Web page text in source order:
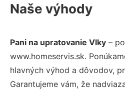
Naše výhody
Pani na upratovanie Vlky –
www.homeservis.sk.
hlavných výhod a dôvodov,
Garantujeme vám, že